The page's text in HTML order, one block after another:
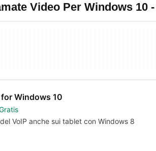
Video Per Windows 10
Windows 10
VoIP anche sui tablet con Windows 8